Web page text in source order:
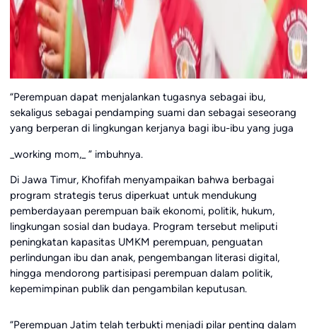
“Perempuan dapat menjalankan tugasnya sebagai ibu,
sekaligus sebagai pendamping suami dan sebagai seseorang
yang berperan di lingkungan kerjanya bagi ibu-ibu yang juga
_working mom,_ ” imbuhnya.
Di Jawa Timur, Khofifah menyampaikan bahwa berbagai
program strategis terus diperkuat untuk mendukung
pemberdayaan perempuan baik ekonomi, politik, hukum,
lingkungan sosial dan budaya. Program tersebut meliputi
peningkatan kapasitas UMKM perempuan, penguatan
perlindungan ibu dan anak, pengembangan literasi digital,
hingga mendorong partisipasi perempuan dalam politik,
kepemimpinan publik dan pengambilan keputusan.
“Perempuan Jatim telah terbukti menjadi pilar penting dalam